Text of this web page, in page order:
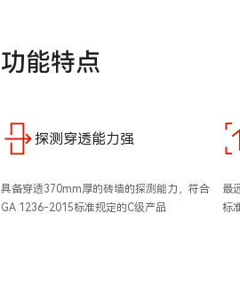
功能特点
探测穿透能力强
具备穿透370mm厚的砖墙的探测能力，符合
GA 1236-2015标准规定的C级产品
最
标